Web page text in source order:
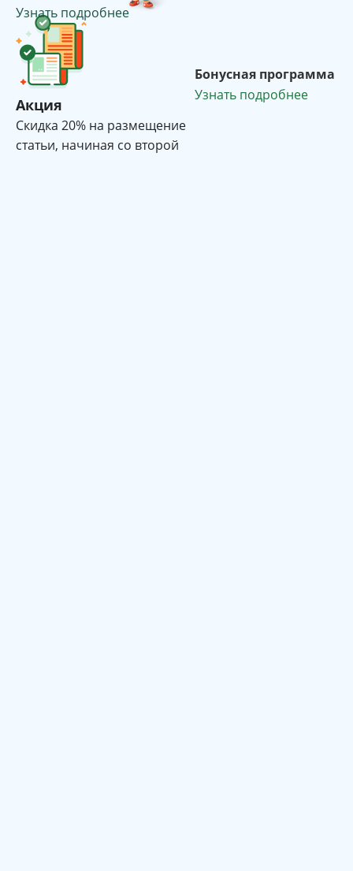
Узнать подробнее
Акция
Cкидка 20% на размещение
статьи, начиная со второй
Бонусная программа
Узнать подробнее